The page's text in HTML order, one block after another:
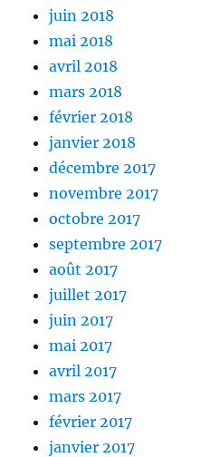
juin 2018
mai 2018
avril 2018
mars 2018
février 2018
janvier 2018
décembre 2017
novembre 2017
octobre 2017
septembre 2017
août 2017
juillet 2017
juin 2017
mai 2017
avril 2017
mars 2017
février 2017
janvier 2017